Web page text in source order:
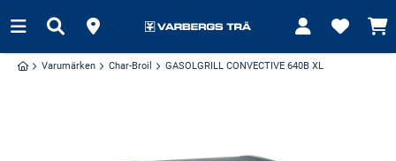
Varumärken Char-Broil GASOLGRILL CONVECTIVE 640B XL